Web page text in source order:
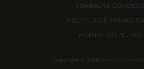
TRABALHE CONOSCO
POLÍTICA DE
PORTAL DO ALUNO
Copyright © 2026 Terms &